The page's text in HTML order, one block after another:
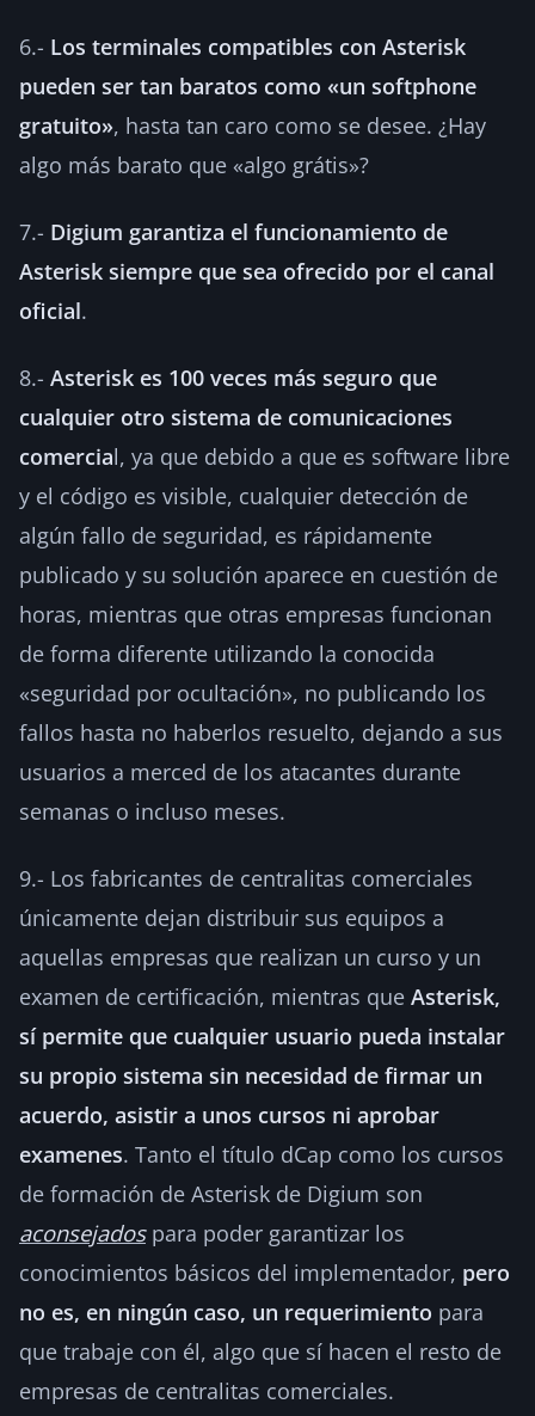
6.- Los terminales compatibles con Asterisk
pueden ser tan baratos como «un softphone
gratuito», hasta tan caro como se desee. ¿Hay
algo más barato que «algo grátis»?
7.- Digium garantiza el funcionamiento de
Asterisk siempre que sea ofrecido por el canal
oficial.
8.- Asterisk es 100 veces más seguro que
cualquier otro sistema de comunicaciones
comercial, ya que debido a que es software libre
y el código es visible, cualquier detección de
algún fallo de seguridad, es rápidamente
publicado y su solución aparece en cuestión de
horas, mientras que otras empresas funcionan
de forma diferente utilizando la conocida
«seguridad por ocultación», no publicando los
fallos hasta no haberlos resuelto, dejando a sus
usuarios a merced de los atacantes durante
semanas o incluso meses.
9.- Los fabricantes de centralitas comerciales
únicamente dejan distribuir sus equipos a
aquellas empresas que realizan un curso y un
examen de certificación, mientras que Asterisk,
sí permite que cualquier usuario pueda instalar
su propio sistema sin necesidad de firmar un
acuerdo, asistir a unos cursos ni aprobar
examenes. Tanto el título dCap como los cursos
de formación de Asterisk de Digium son
aconsejadospara poder garantizar los
conocimientos básicos del implementador, pero
no es, en ningún caso, un requerimiento para
que trabaje con él, algo que sí hacen el resto de
empresas de centralitas comerciales.